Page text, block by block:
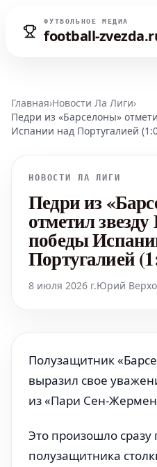
ФУТБОЛЬНОЕ МЕДИА
football-
Главная›Новости Ла Лиги›
Педри из «Барселоны»
Испании над Португалией
НОВОСТИ ЛА ЛИГИ
Педри из
отметил
победы
Португалией
8 июля 2026 г.Юрий
Полузащитник
выразил свое
из «Пари Сен-
Это произошло сразу
полузащитника